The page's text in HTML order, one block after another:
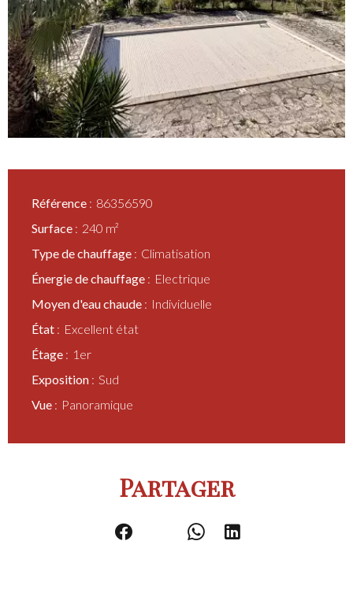
Référence
86356590
Surface
240 m²
Type de chauffage
Climatisation
Énergie de chauffage
Electrique
Moyen d'eau chaude
Individuelle
État
Excellent état
Étage
1er
Exposition
Sud
Vue
Panoramique
Partager